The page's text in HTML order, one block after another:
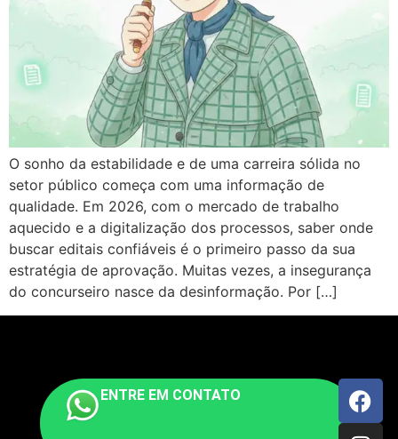
O sonho da estabilidade e de uma carreira sólida no
setor público começa com uma informação de
qualidade. Em 2026, com o mercado de trabalho
aquecido e a digitalização dos processos, saber onde
buscar editais confiáveis é o primeiro passo da sua
estratégia de aprovação. Muitas vezes, a insegurança
do concurseiro nasce da desinformação. Por […]
ENTRE EM CONTATO